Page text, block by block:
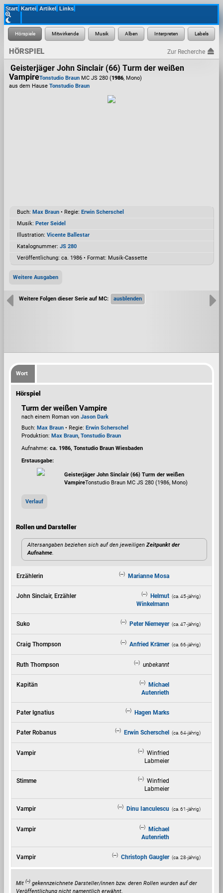
Start Kartei Artikel Links
HÖRSPIEL Zur Recherche
Geisterjäger John Sinclair (66) Turm der weißen
VampireTonstudio Braun MC JS 280 (1986, Mono)
aus dem Hause Tonstudio Braun
Buch: Max Braun • Regie: Erwin Scherschel
Musik: Peter Seidel
Illustration: Vicente Ballestar
Katalognummer: JS 280
Veröffentlichung: ca. 1986 • Format: Musik-Cassette
Weitere Ausgaben
Weitere Folgen dieser Serie auf MC:
Wort
Hörspiel
Turm der weißen Vampire
nach einem Roman vonJason Dark
Buch: Max Braun • Regie: Erwin Scherschel
Produktion: Max Braun,Tonstudio Braun
Aufnahme:ca. 1986, Tonstudio Braun Wiesbaden
Erstausgabe:
Geisterjäger John Sinclair (66) Turm der weißen
VampireTonstudio Braun MC JS 280 (1986, Mono)
Verlauf
Rollen und Darsteller
Altersangaben beziehen sich auf den jeweiligenZeitpunkt der
Aufnahme.
Erzählerin (--) Marianne Mosa
John Sinclair, Erzähler (--)
Helmut
Winkelmann
(ca. 45‑jährig)
Suko (--) Peter Niemeyer (ca. 47‑jährig)
Craig Thompson (--) Anfried Krämer (ca. 66‑jährig)
Ruth Thompson (--) unbekannt
Kapitän (--)
Michael
Autenrieth
Pater Ignatius (--) Hagen Marks
Pater Robanus (--) Erwin Scherschel (ca. 64‑jährig)
Vampir (--) Winfried
Labmeier
Stimme (--) Winfried
Labmeier
Vampir (--) Dinu Ianculescu (ca. 61‑jährig)
Vampir (--)
Michael
Autenrieth
Vampir (--) Christoph Gaugler (ca. 28‑jährig)
Mit (--) gekennzeichnete Darsteller/innen bzw. deren Rollen wurden auf der
Veröffentlichung nicht namentlich erwähnt.